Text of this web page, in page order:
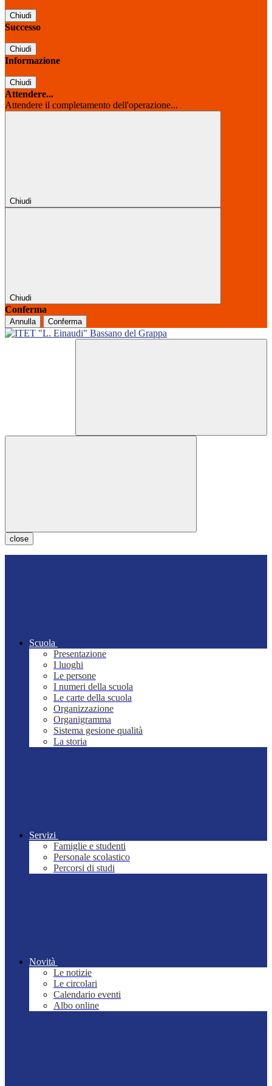
Chiudi
Successo
Chiudi
Informazione
Chiudi
Attendere...
Attendere il completamento dell'operazione...
Chiudi
Chiudi
Conferma
Annulla Conferma
close
Scuola
Presentazione
I luoghi
Le persone
I numeri della scuola
Le carte della scuola
Organizzazione
Organigramma
Sistema gesione qualità
La storia
Servizi
Famiglie e studenti
Personale scolastico
Percorsi di studi
Novità
Le notizie
Le circolari
Calendario eventi
Albo online